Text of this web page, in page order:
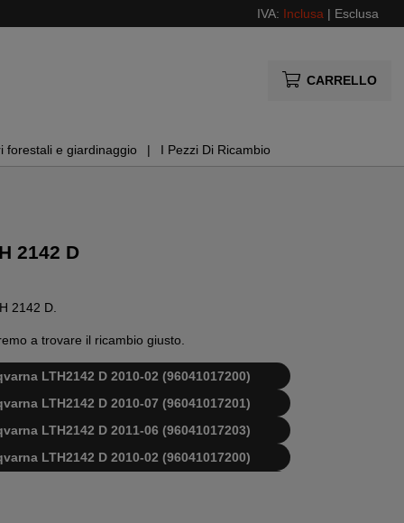
IVA: Inclusa | Esclusa
CARRELLO
forestali e giardinaggio I Pezzi Di Ricambio
2142 D
2142 D.
a trovare il ricambio giusto.
LTH2142 D 2010-02 (96041017200)
LTH2142 D 2010-07 (96041017201)
LTH2142 D 2011-06 (96041017203)
LTH2142 D 2010-02 (96041017200)